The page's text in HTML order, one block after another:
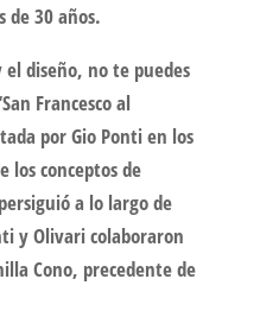
de 30 años.
diseño, no te puedes
Francesco al
por Gio Ponti en los
los conceptos de
a lo largo de
y Olivari colaboraron
Cono, precedente de